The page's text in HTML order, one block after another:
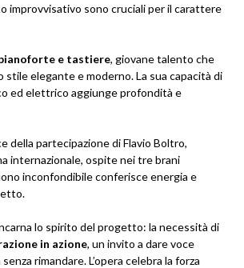
improvvisativo sono cruciali per il carattere
e tastiere, giovane talento che
stile elegante e moderno. La sua capacità di
ed elettrico aggiunge profondità e
della partecipazione di Flavio Boltro,
internazionale, ospite nei tre brani
inconfondibile conferisce energia e
lo spirito del progetto: la necessità di
in azione, un invito a dare voce
rimandare. L’opera celebra la forza